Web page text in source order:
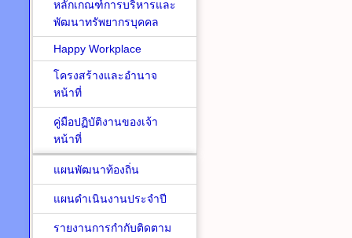
หลักเกณฑ์การบริหารและ
พัฒนาทรัพยากรบุคคล
Happy Workplace
โครงสร้างและอำนาจ
หน้าที่
คู่มือปฏิบัติงานของเจ้า
หน้าที่
แผนพัฒนาท้องถิ่น
แผนดำเนินงานประจำปี
รายงานการกำกับติดตาม